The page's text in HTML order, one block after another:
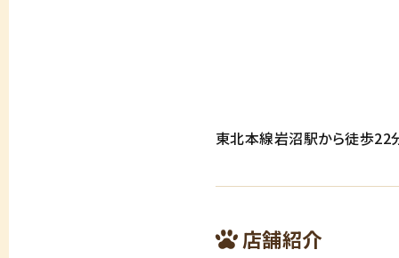
東北本線岩沼駅から徒歩22
店舗紹介